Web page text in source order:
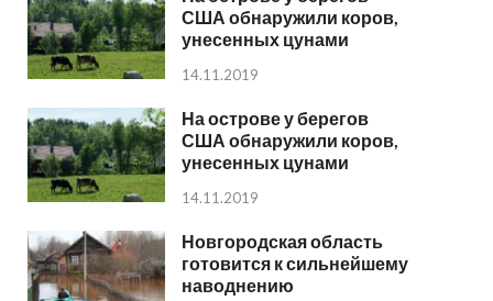
США обнаружили коров,
унесенных цунами
14.11.2019
На острове у берегов
США обнаружили коров,
унесенных цунами
14.11.2019
Новгородская область
готовится к сильнейшему
наводнению